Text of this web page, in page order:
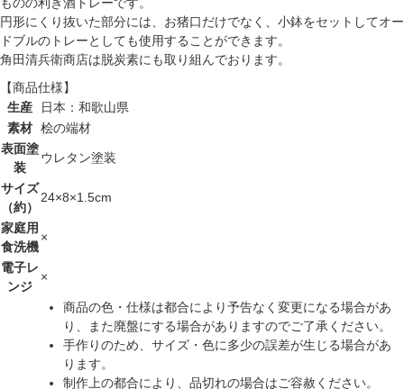
円形にくり抜いた部分には、お猪口だけでなく、小鉢をセットしてオー
ドブルのトレーとしても使用することができます。
角田清兵衛商店は脱炭素にも取り組んでおります。
【商品仕様】
生産
日本：和歌山県
素材 桧の端材
表面塗
装
ウレタン塗装
サイズ
（約）
24×8×1.5cm
家庭用
食洗機
×
電子レ
ンジ
×
商品の色・仕様は都合により予告なく変更になる場合があ
り、また廃盤にする場合がありますのでご了承ください。
手作りのため、サイズ・色に多少の誤差が生じる場合があ
ります。
制作上の都合により、品切れの場合はご容赦ください。